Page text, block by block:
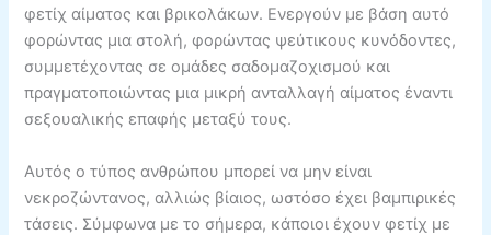
φετίχ αίματος και βρικολάκων. Ενεργούν με βάση αυτό
φορώντας μια στολή, φορώντας ψεύτικους κυνόδοντες,
συμμετέχοντας σε ομάδες σαδομαζοχισμού και
πραγματοποιώντας μια μικρή ανταλλαγή αίματος έναντι
σεξουαλικής επαφής μεταξύ τους.
Αυτός ο τύπος ανθρώπου μπορεί να μην είναι
νεκροζώντανος, αλλιώς βίαιος, ωστόσο έχει βαμπιρικές
τάσεις. Σύμφωνα με το σήμερα, κάποιοι έχουν φετίχ με